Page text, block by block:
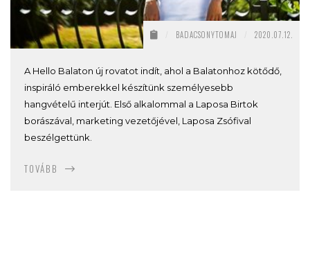
BADACSONYTOMAJ 2020.07.12.
A Hello Balaton új rovatot indít, ahol a Balatonhoz kötődő,
inspiráló emberekkel készítünk személyesebb
hangvételű interjút. Első alkalommal a Laposa Birtok
borászával, marketing vezetőjével, Laposa Zsófival
beszélgettünk.
TOVÁBB